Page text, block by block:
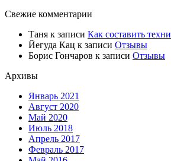
Свежие комментарии
Таня к записи Как составить
Йегуда Кац к записи Отзывы
Борис Гончаров к записи Отзывы
Архивы
Январь 2021
Август 2020
Май 2020
Июль 2018
Апрель 2017
Февраль 2017